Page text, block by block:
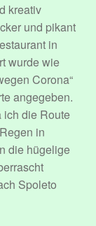
kreativ
und pikant
in
wurde wie
Corona“
angegeben.
ich die Route
in
die hügelige
Spoleto